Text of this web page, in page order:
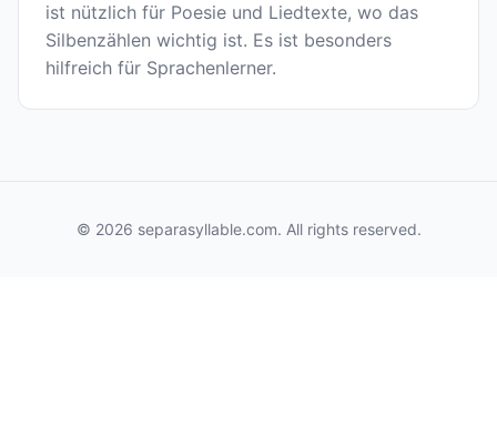
ist nützlich für Poesie und Liedtexte, wo das
Silbenzählen wichtig ist. Es ist besonders
hilfreich für Sprachenlerner.
© 2026 separasyllable.com. All rights reserved.